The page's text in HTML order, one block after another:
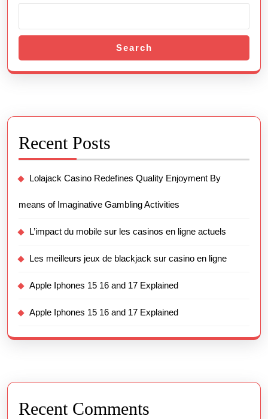
Search
Recent Posts
Lolajack Casino Redefines Quality Enjoyment By
means of Imaginative Gambling Activities
L’impact du mobile sur les casinos en ligne actuels
Les meilleurs jeux de blackjack sur casino en ligne
Apple Iphones 15 16 and 17 Explained
Apple Iphones 15 16 and 17 Explained
Recent Comments